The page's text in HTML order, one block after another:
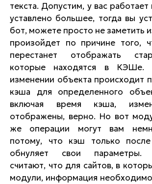
текста. Допустим, у вас
уставлено большее, тогда вы
бот, можете просто не заметить
произойдет по причине того,
перестанет отображать
которые находятся в
изменении объекта происходит
кэша для определенного
включая время кэша,
отображены, верно. Но вот
же операции могут вам
потому, что кэш только после
обнуляет свои параметры.
считают, что для сайтов, в
модули, информация